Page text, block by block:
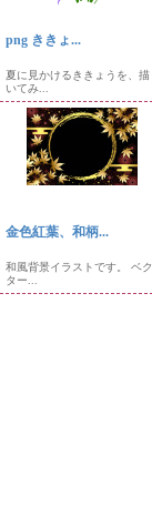
png ききょ...
夏に見かけるききょうを、描
いてみ...
金色紅葉、和柄...
和風背景イラストです。 ベク
ター...